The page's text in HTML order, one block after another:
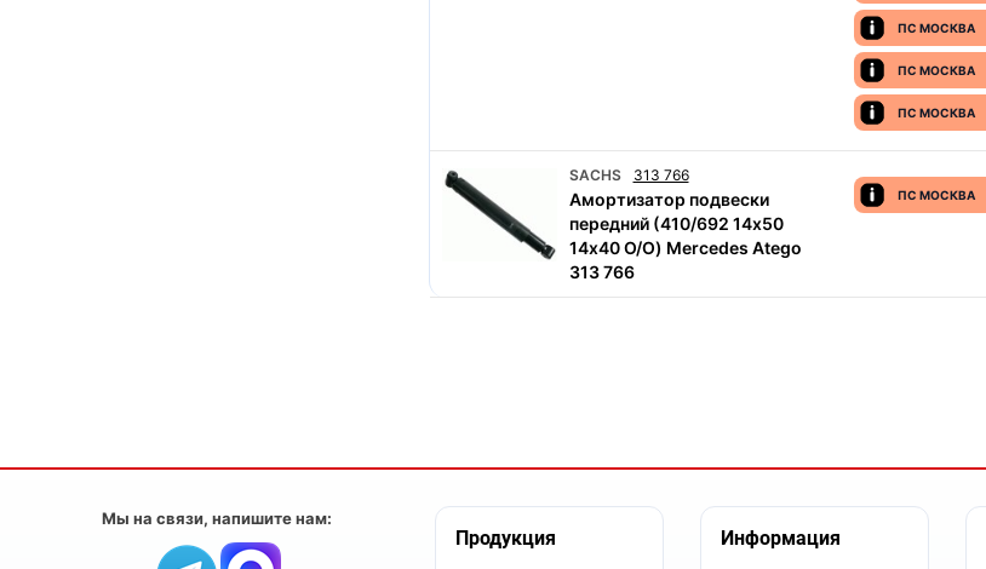
ПС МОСКВА
ПС МОСКВА
ПС МОСКВА
SACHS 313 766
Амортизатор подвески
передний (410/692 14х50
14х40 O/O) Mercedes Atego
313 766
ПС МОСКВА
Мы на связи, напишите нам:
Продукция Информация